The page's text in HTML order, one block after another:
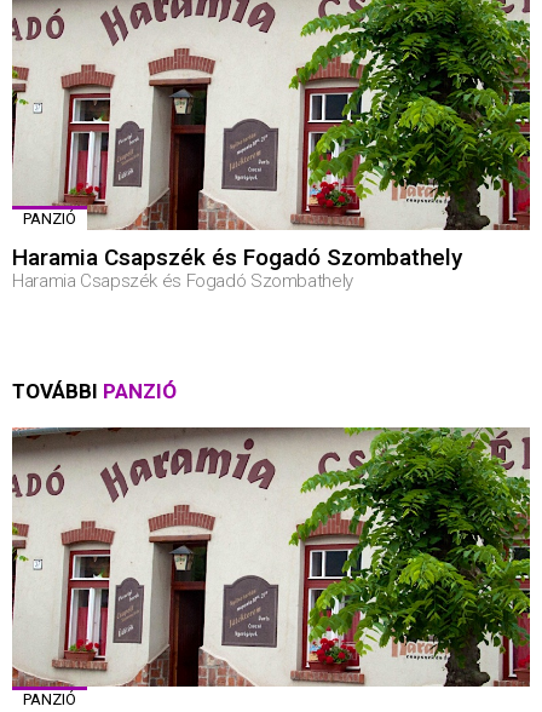
PANZIÓ
Haramia Csapszék és Fogadó Szombathely
Haramia Csapszék és Fogadó Szombathely
TOVÁBBI PANZIÓ
PANZIÓ